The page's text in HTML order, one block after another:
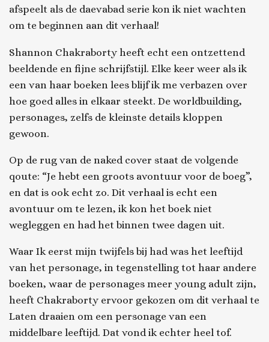
afspeelt als de daevabad serie kon ik niet wachten
om te beginnen aan dit verhaal!
Shannon Chakraborty heeft echt een ontzettend
beeldende en fijne schrijfstijl. Elke keer weer als ik
een van haar boeken lees blijf ik me verbazen over
hoe goed alles in elkaar steekt. De worldbuilding,
personages, zelfs de kleinste details kloppen
gewoon.
Op de rug van de naked cover staat de volgende
qoute: “Je hebt een groots avontuur voor de boeg”,
en dat is ook echt zo. Dit verhaal is echt een
avontuur om te lezen, ik kon het boek niet
wegleggen en had het binnen twee dagen uit.
Waar Ik eerst mijn twijfels bij had was het leeftijd
van het personage, in tegenstelling tot haar andere
boeken, waar de personages meer young adult zijn,
heeft Chakraborty ervoor gekozen om dit verhaal te
Laten draaien om een personage van een
middelbare leeftijd. Dat vond ik echter heel tof.